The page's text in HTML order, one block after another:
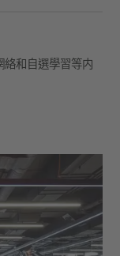
絡和自選學習等内